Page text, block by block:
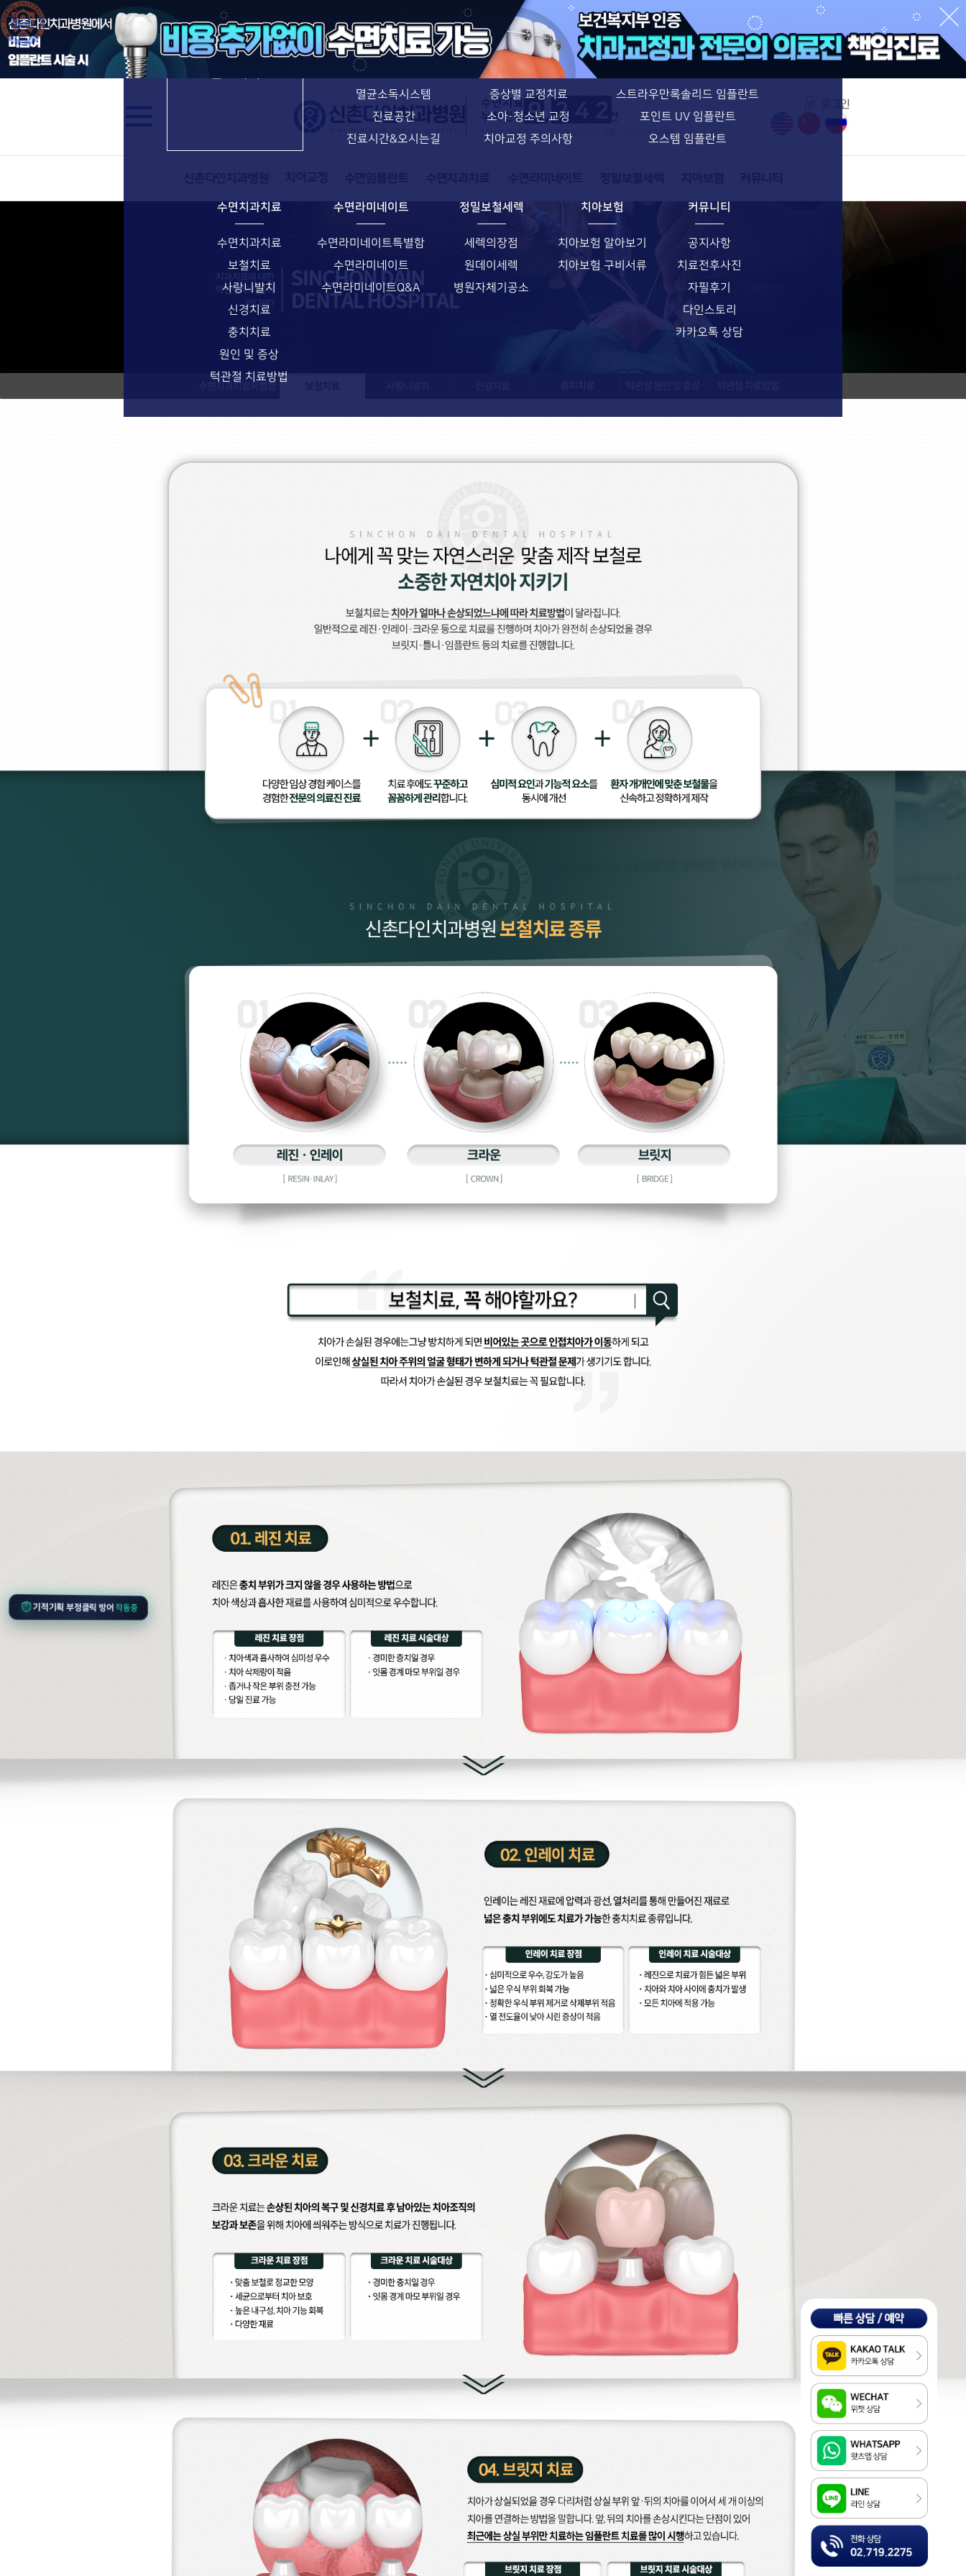
수면임플란트 치아교정 특별함
수면치료
누적건수 9 2
* NIMS 취급일자 보고 기준 (2022년 3월 ~ 2026년 07월)
신촌다인치과병원
신촌다인치과병원
의료진소개
멸균소독시스템
진료공간
진료시간&오시는길
치과교정과 전문의
치아교정 특별함
장치별 교정치료
증상별 교정치료
소아·청소년 교정
치아교정 주의사항
수면임플란트 특별함
수면임플란트
스트라우만록솔리드 임플란트
포인트 UV 임플란트
오스템 임플란트
수면치과치료
수면치과치료
보철치료
사랑니발치
신경치료
충치치료
원인 및 증상
턱관절 치료방법
수면라미네이트
수면라미네이트특별함
수면라미네이트
수면라미네이트Q&A
정밀보철세렉
세렉의장점
원데이세렉
병원자체기공소
치아보험
치아보험 알아보기
치아보험 구비서류
커뮤니티
공지사항
치료전후사진
자필후기
다인스토리
카카오톡 상담
수면치과치료특별함 보철치료
Kakao
WeChat
WhatsApp
LINE
전화상담
기적기획 부정클릭 방어작동중